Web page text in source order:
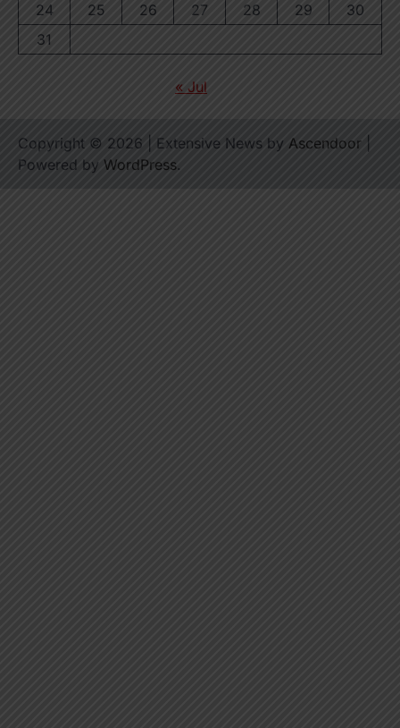
24
25 26 27 28 29
30
31
« Jul
Copyright © 2026 | Extensive News by Ascendoor
Powered by WordPress.